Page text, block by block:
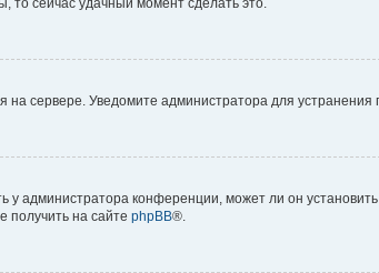
то сейчас удачный момент сделать это.
на сервере. Уведомите администратора для
администратора конференции, может ли он
получить на сайте phpBB®.